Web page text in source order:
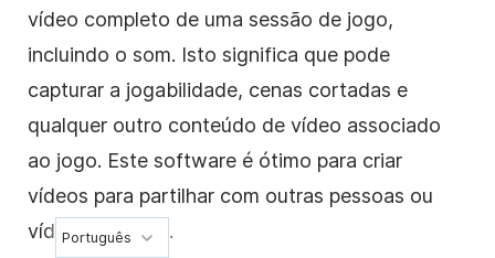
vídeo completo de uma sessão de jogo,
incluindo o som. Isto significa que pode
capturar a jogabilidade, cenas cortadas e
qualquer outro conteúdo de vídeo associado
ao jogo. Este software é ótimo para criar
vídeos para partilhar com outras pessoas ou
vídeos tutoriais.
Português